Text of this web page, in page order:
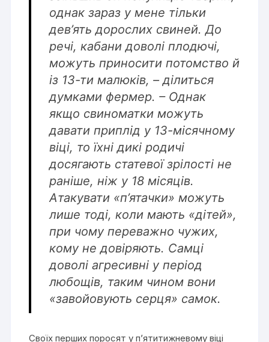
однак зараз у мене тільки
дев’ять дорослих свиней. До
речі, кабани доволі плодючі,
можуть приносити потомство й
із 13-ти малюків, – ділиться
думками фермер. – Однак
якщо свиноматки можуть
давати приплід у 13-місячному
віці, то їхні дикі родичі
досягають статевої зрілості не
раніше, ніж у 18 місяців.
Атакувати «п’ятачки» можуть
лише тоді, коли мають «дітей»,
при чому переважно чужих,
кому не довіряють. Самці
доволі агресивні у період
любощів, таким чином вони
«завойовують серця» самок.
Своїх перших поросят у п’ятитижневому віці